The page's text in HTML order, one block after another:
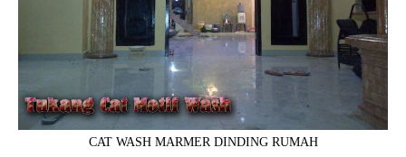
CAT WASH MARMER DINDING RUMAH